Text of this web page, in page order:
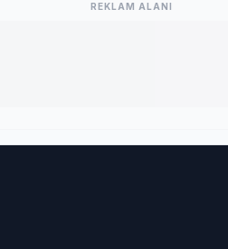
REKLAM ALANI